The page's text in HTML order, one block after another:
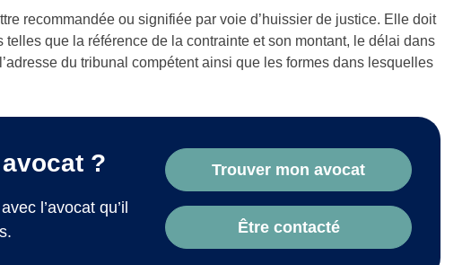
recommandée ou signifiée par voie d’huissier de justice. Elle doit
que la référence de la contrainte et son montant, le délai dans
du tribunal compétent ainsi que les formes dans lesquelles
?
l’avocat qu’il
Trouver mon avocat
Être contacté